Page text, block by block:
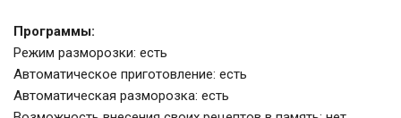
Программы:
Режим разморозки: есть
Автоматическое приготовление: есть
Автоматическая разморозка: есть